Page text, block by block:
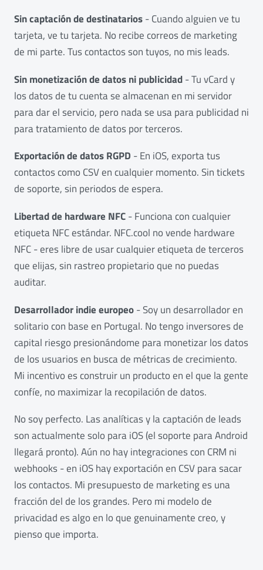
Sin captación de destinatarios- Cuando alguien ve tu
tarjeta, ve tu tarjeta. No recibe correos de marketing
de mi parte. Tus contactos son tuyos, no mis leads.
Sin monetización de datos ni publicidad- Tu vCard y
los datos de tu cuenta se almacenan en mi servidor
para dar el servicio, pero nada se usa para publicidad ni
para tratamiento de datos por terceros.
Exportación de datos RGPD - En iOS, exporta tus
contactos como CSV en cualquier momento. Sin tickets
de soporte, sin periodos de espera.
Libertad de hardware NFC- Funciona con cualquier
etiqueta NFC estándar. NFC.cool no vende hardware
NFC - eres libre de usar cualquier etiqueta de terceros
que elijas, sin rastreo propietario que no puedas
auditar.
Desarrollador indie europeo- Soy un desarrollador en
solitario con base en Portugal. No tengo inversores de
capital riesgo presionándome para monetizar los datos
de los usuarios en busca de métricas de crecimiento.
Mi incentivo es construir un producto en el que la gente
confíe, no maximizar la recopilación de datos.
No soy perfecto. Las analíticas y la captación de leads
son actualmente solo para iOS (el soporte para Android
llegará pronto). Aún no hay integraciones con CRM ni
webhooks - en iOS hay exportación en CSV para sacar
los contactos. Mi presupuesto de marketing es una
fracción del de los grandes. Pero mi modelo de
privacidad es algo en lo que genuinamente creo, y
pienso que importa.